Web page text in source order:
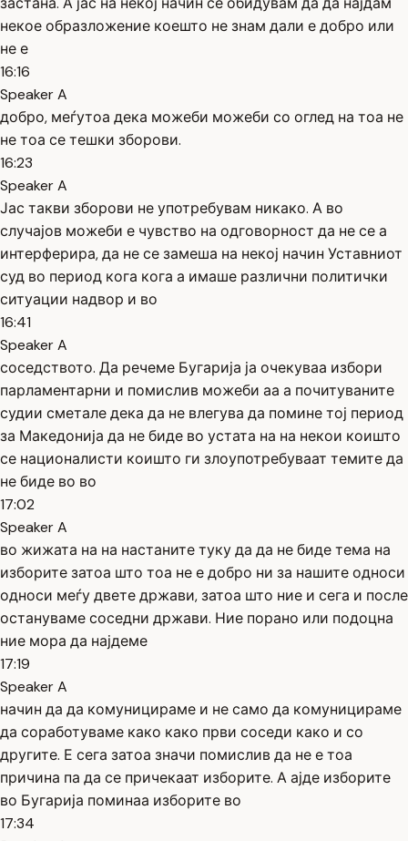
некое образложение коешто не знам дали е добро или
не е
16:16
Speaker A
добро, меѓутоа дека можеби можеби со оглед на тоа не
не тоа се тешки зборови.
16:23
Speaker A
Јас такви зборови не употребувам никако. А во
случајов можеби е чувство на одговорност да не се а
интерферира, да не се замеша на некој начин Уставниот
суд во период кога кога а имаше различни политички
ситуации надвор и во
16:41
Speaker A
соседството. Да речеме Бугарија ја очекуваа избори
парламентарни и помислив можеби аа а почитуваните
судии сметале дека да не влегува да помине тој период
за Македонија да не биде во устата на на некои коишто
се националисти коишто ги злоупотребуваат темите да
не биде во во
17:02
Speaker A
во жижата на на настаните туку да да не биде тема на
изборите затоа што тоа не е добро ни за нашите односи
односи меѓу двете држави, затоа што ние и сега и после
остануваме соседни држави. Ние порано или подоцна
ние мора да најдеме
17:19
Speaker A
начин да да комуницираме и не само да комуницираме
да соработуваме како како први соседи како и со
другите. Е сега затоа значи помислив да не е тоа
причина па да се причекаат изборите. А ајде изборите
во Бугарија поминаа изборите во
17:34